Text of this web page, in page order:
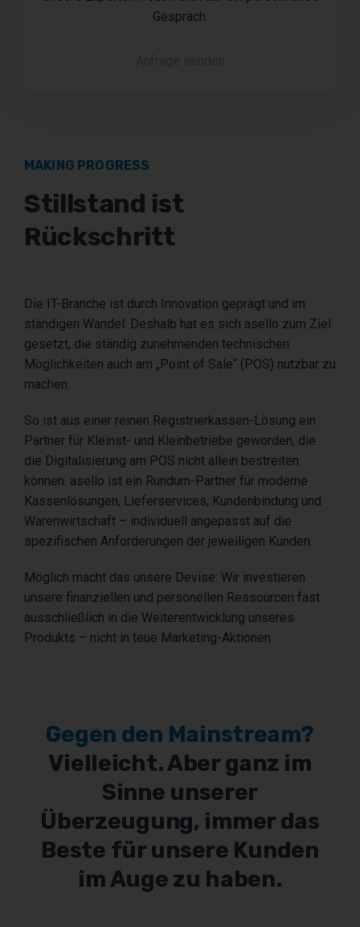
Gespräch.
MAKING PROGRESS
Stillstand ist
Rückschritt
Die IT-Branche ist durch Innovation geprägt und im
ständigen Wandel. Deshalb hat es sich asello zum Ziel
gesetzt, die ständig zunehmenden technischen
Möglichkeiten auch am „Point of Sale“ (POS) nutzbar zu
machen.
So ist aus einer reinen Registrierkassen-Lösung ein
Partner für Kleinst- und Kleinbetriebe geworden, die
die Digitalisierung am POS nicht allein bestreiten
können. asello ist ein Rundum-Partner für moderne
Kassenlösungen, Lieferservices, Kundenbindung und
Warenwirtschaft – individuell angepasst auf die
spezifischen Anforderungen der jeweiligen Kunden.
Möglich macht das unsere Devise: Wir investieren
unsere finanziellen und personellen Ressourcen fast
ausschließlich in die Weiterentwicklung unseres
Produkts – nicht in teue Marketing-Aktionen.
Gegen den Mainstream?
Vielleicht. Aber ganz im
Sinne unserer
Überzeugung, immer das
Beste für unsere Kunden
im Auge zu haben.